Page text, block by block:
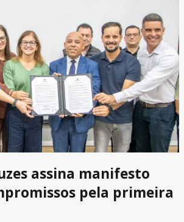
assina manifesto
pela primeira